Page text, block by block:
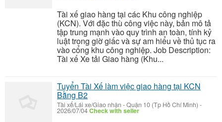
Tài xế giao hàng tại các Khu công nghiệp
(KCN). Với đặc thù công việc này, bản mô tả
tập trung mạnh vào quy trình an toàn, tính kỷ
luật trong giờ giấc và sự am hiểu về thủ tục ra
vào cổng khu công nghiệp. Job Description:
Tài xế Xe tải Giao hàng (Khu...
Tuyển Tài Xế làm việc giao hàng tại KCN
Bằng B2
Tài xế/Lái xe/Giao nhận -Quận 10 (Tp Hồ Chí Minh) -
2026/07/04Check with seller